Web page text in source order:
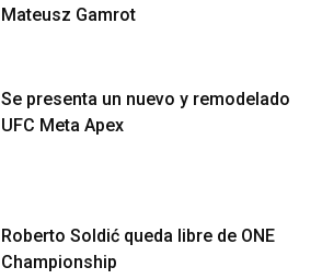
Mateusz Gamrot
Se presenta un nuevo y remodelado
UFC Meta Apex
Roberto Soldić queda libre de ONE
Championship